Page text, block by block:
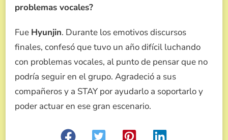
problemas vocales?
Fue Hyunjin. Durante los emotivos discursos
finales, confesó que tuvo un año difícil luchando
con problemas vocales, al punto de pensar que no
podría seguir en el grupo. Agradeció a sus
compañeros y a STAY por ayudarlo a soportarlo y
poder actuar en ese gran escenario.